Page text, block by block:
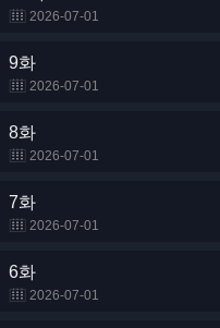
2026-07-01
9화
2026-07-01
8화
2026-07-01
7화
2026-07-01
6화
2026-07-01